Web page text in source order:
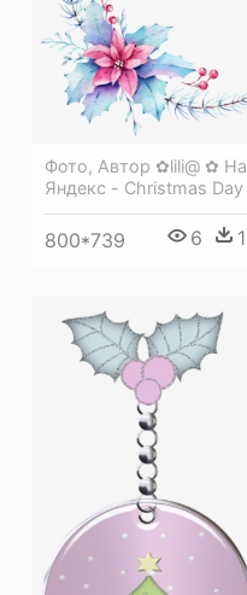
Фото, Автор ✿lili@ ✿ На
Яндекс - Christmas Day
800*739 6 1